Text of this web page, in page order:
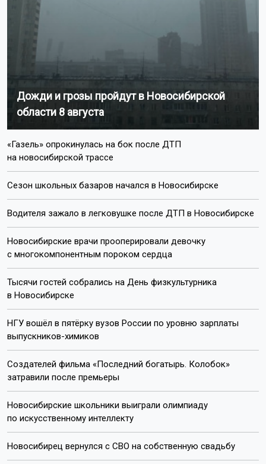
Дожди и грозы пройдут в Новосибирской
области 8 августа
«Газель» опрокинулась на бок после ДТП
на новосибирской трассе
Сезон школьных базаров начался в Новосибирске
Водителя зажало в легковушке после ДТП в Новосибирске
Новосибирские врачи прооперировали девочку
с многокомпонентным пороком сердца
Тысячи гостей собрались на День физкультурника
в Новосибирске
НГУ вошёл в пятёрку вузов России по уровню зарплаты
выпускников-химиков
Создателей фильма «Последний богатырь. Колобок»
затравили после премьеры
Новосибирские школьники выиграли олимпиаду
по искусственному интеллекту
Новосибирец вернулся с СВО на собственную свадьбу